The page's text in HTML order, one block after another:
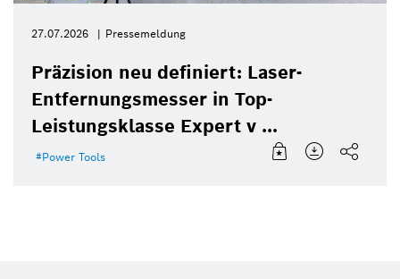
27.07.2026 Pressemeldung
Präzision neu definiert: Laser-
Entfernungsmesser in Top-
Leistungsklasse Expert v ...
Power Tools